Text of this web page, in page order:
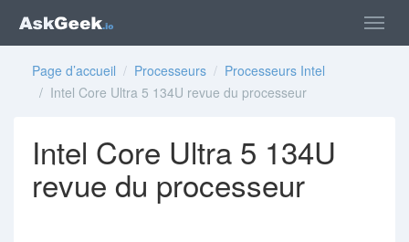
Page d’accueil / Processeurs / Processeurs Intel
/ Intel Core Ultra 5 134U revue du processeur
Intel Core Ultra 5 134U
revue du processeur